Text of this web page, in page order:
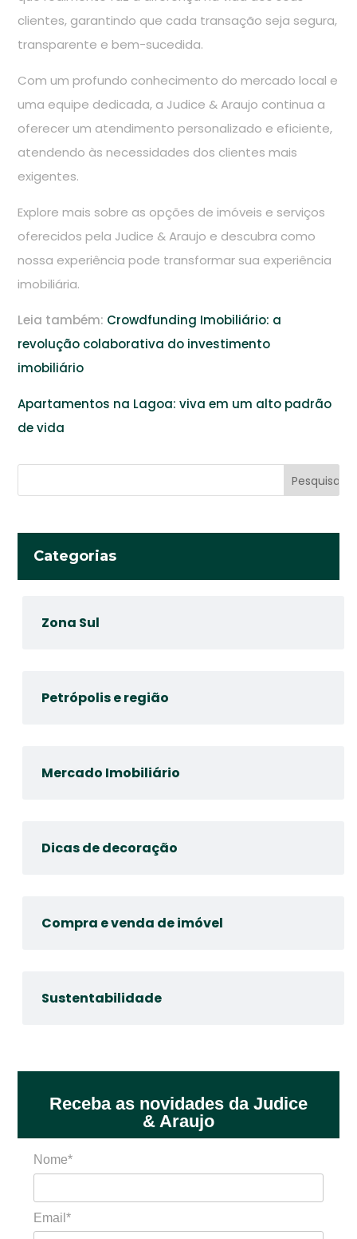
clientes, garantindo que cada transação seja segura,
transparente e bem-sucedida.
Com um profundo conhecimento do mercado local e
uma equipe dedicada, a Judice & Araujo continua a
oferecer um atendimento personalizado e eficiente,
atendendo às necessidades dos clientes mais
exigentes.
Explore mais sobre as opções de imóveis e serviços
oferecidos pela Judice & Araujo e descubra como
nossa experiência pode transformar sua experiência
imobiliária.
Leia também: Crowdfunding Imobiliário: a
revolução colaborativa do investimento
imobiliário
Apartamentos na Lagoa: viva em um alto padrão
de vida
Categorias
Zona Sul
Petrópolis e região
Mercado Imobiliário
Dicas de decoração
Compra e venda de imóvel
Sustentabilidade
Receba as novidades da Judice
& Araujo
Nome*
Email*